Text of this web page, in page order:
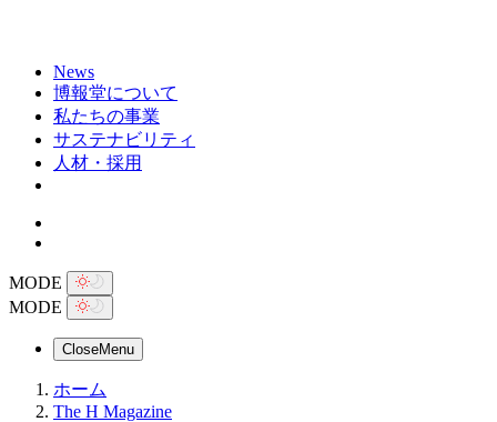
News
博報堂について
私たちの事業
サステナビリティ
人材・採用
MODE
MODE
CloseMenu
ホーム
The H Magazine